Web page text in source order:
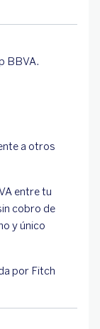
BBVA.
a otros
entre tu
cobro de
y único
por Fitch